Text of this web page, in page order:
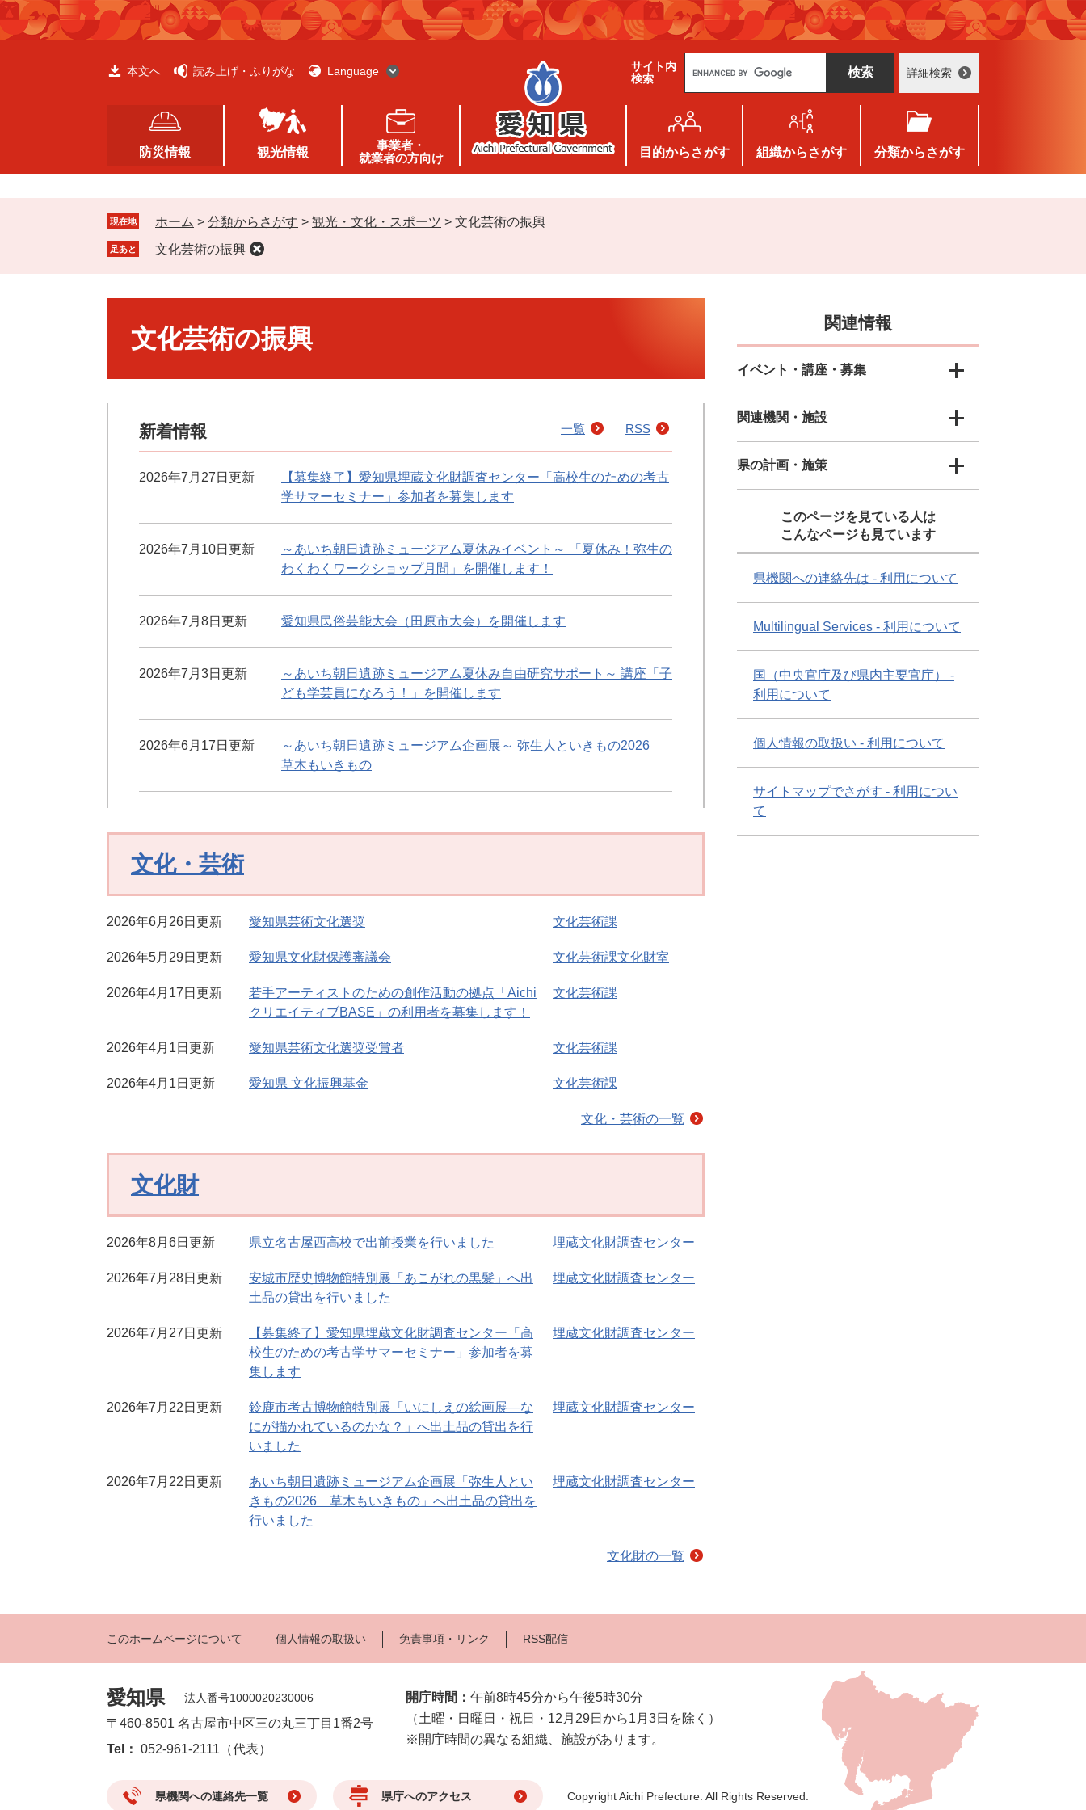
ペ
ー
メ
ニ
本文へ 読み上げ・ふりがな Language
サイト内
検索
g
e
カ
タ
ム
検
詳細検索
防災情報 観光情報
事業者・
就業者の方向け
目的からさがす 組織からさがす 分類からさがす
現在地 ホーム > 分類からさがす > 観光・文化・スポーツ > 文化芸術の振興
足あと 文化芸術の振興
文化芸術の振興
新着情報
2026年7月27日更新
【募集終了】愛知県埋蔵文化財調査センター「高校生のための考古
学サマーセミナー」参加者を募集します
2026年7月10日更新
～あいち朝日遺跡ミュージアム夏休みイベント～ 「夏休み！弥生の
わくわくワークショップ月間」を開催します！
2026年7月8日更新 愛知県民俗芸能大会（田原市大会）を開催します
2026年7月3日更新
～あいち朝日遺跡ミュージアム夏休み自由研究サポート～ 講座「子
ども学芸員になろう！」を開催します
2026年6月17日更新
～あいち朝日遺跡ミュージアム企画展～ 弥生人といきもの2026
草木もいきもの
一覧 RSS
文化・芸術
2026年6月26日更新 愛知県芸術文化選奨 文化芸術課
2026年5月29日更新 愛知県文化財保護審議会 文化芸術課文化財室
2026年4月17日更新
若手アーティストのための創作活動の拠点「Aichi
クリエイティブBASE」の利用者を募集します！
文化芸術課
2026年4月1日更新 愛知県芸術文化選奨受賞者 文化芸術課
2026年4月1日更新 愛知県 文化振興基金 文化芸術課
文化・芸術の一覧
文化財
2026年8月6日更新 県立名古屋西高校で出前授業を行いました 埋蔵文化財調査センター
2026年7月28日更新
安城市歴史博物館特別展「あこがれの黒髪」へ出
土品の貸出を行いました
埋蔵文化財調査センター
2026年7月27日更新
【募集終了】愛知県埋蔵文化財調査センター「高
校生のための考古学サマーセミナー」参加者を募
集します
埋蔵文化財調査センター
2026年7月22日更新
鈴鹿市考古博物館特別展「いにしえの絵画展―な
にが描かれているのかな？」へ出土品の貸出を行
いました
埋蔵文化財調査センター
2026年7月22日更新
あいち朝日遺跡ミュージアム企画展「弥生人とい
きもの2026 草木もいきもの」へ出土品の貸出を
行いました
埋蔵文化財調査センター
文化財の一覧
関連情報
イベント・講座・募集
関連機関・施設
県の計画・施策
このページを見ている人は
こんなページも見ています
県機関への連絡先は - 利用について
Multilingual Services - 利用について
国（中央官庁及び県内主要官庁） -
利用について
個人情報の取扱い - 利用について
サイトマップでさがす - 利用につい
て
このホームページについて 個人情報の取扱い 免責事項・リンク RSS配信
愛知県 法人番号1000020230006
〒460-8501 名古屋市中区三の丸三丁目1番2号
Tel： 052-961-2111（代表）
開庁時間： 午前8時45分から午後5時30分
（土曜・日曜日・祝日・12月29日から1月3日を除く）
※開庁時間の異なる組織、施設があります。
県機関への連絡先一覧 県庁へのアクセス Copyright Aichi Prefecture. All Rights Reserved.